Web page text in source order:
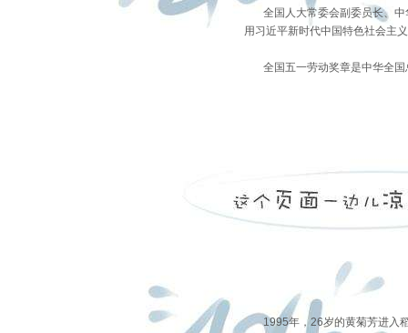
全国人大常委会副委员长、中
用习近平新时代中国特色社会主
全国五一劳动奖章是中华全国
1995年，26岁的黄菊芳进入稻